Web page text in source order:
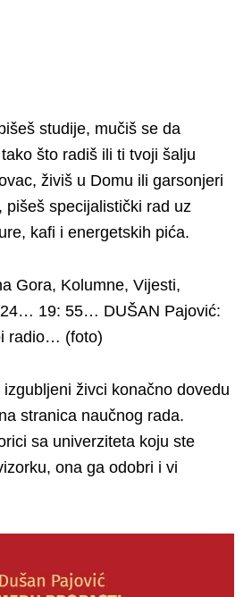
studije, mučiš se da
što radiš ili ti tvoji šalju
živiš u Domu ili garsonjeri
pišeš specijalistički rad uz
kafi i energetskih pića.
Gora, Kolumne, Vijesti,
19: 55… DUŠAN Pajović:
radio… (foto)
živci konačno dovedu
stranica naučnog rada.
sa univerziteta koju ste
ona ga odobri i vi